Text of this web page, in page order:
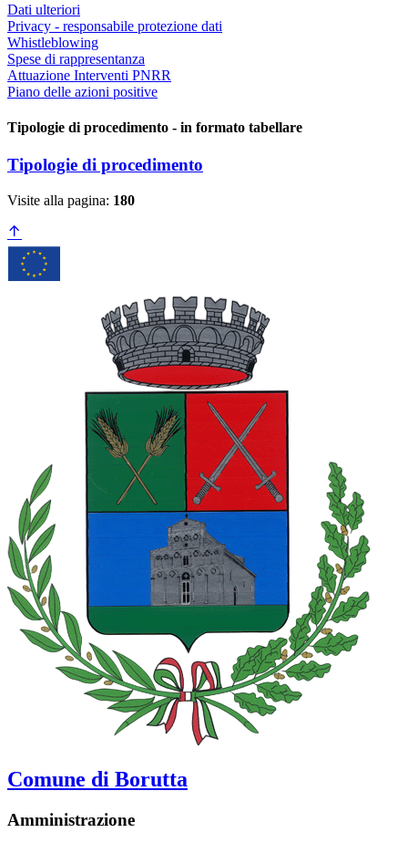
Dati ulteriori
Privacy - responsabile protezione dati
Whistleblowing
Spese di rappresentanza
Attuazione Interventi PNRR
Piano delle azioni positive
Tipologie di procedimento - in formato tabellare
Tipologie di procedimento
Visite alla pagina: 180
Comune di Borutta
Amministrazione